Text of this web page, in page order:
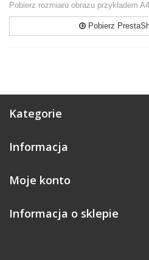
Pobierz rozmiaru obrazu przykładem
Pobierz
Kategorie
Informacja
Moje konto
Informacja o sklepie